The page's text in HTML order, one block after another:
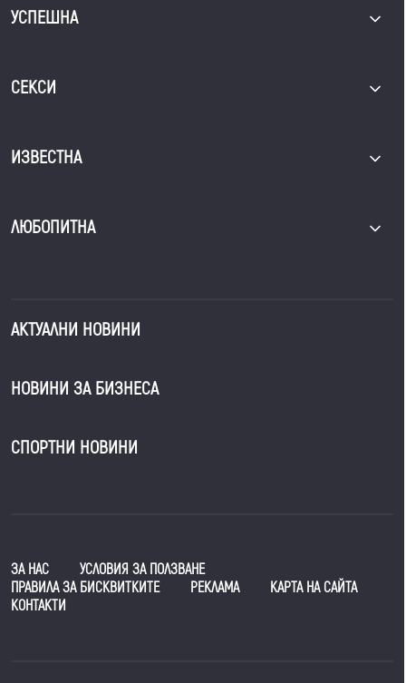
УСПЕШНА
СЕКСИ
ИЗВЕСТНА
ЛЮБОПИТНА
АКТУАЛНИ НОВИНИ
НОВИНИ ЗА БИЗНЕСА
СПОРТНИ НОВИНИ
ЗА НАС
УСЛОВИЯ ЗА ПОЛЗВАНЕ
ПРАВИЛА ЗА БИСКВИТКИТЕ
РЕКЛАМА
КАРТА НА САЙТА
КОНТАКТИ